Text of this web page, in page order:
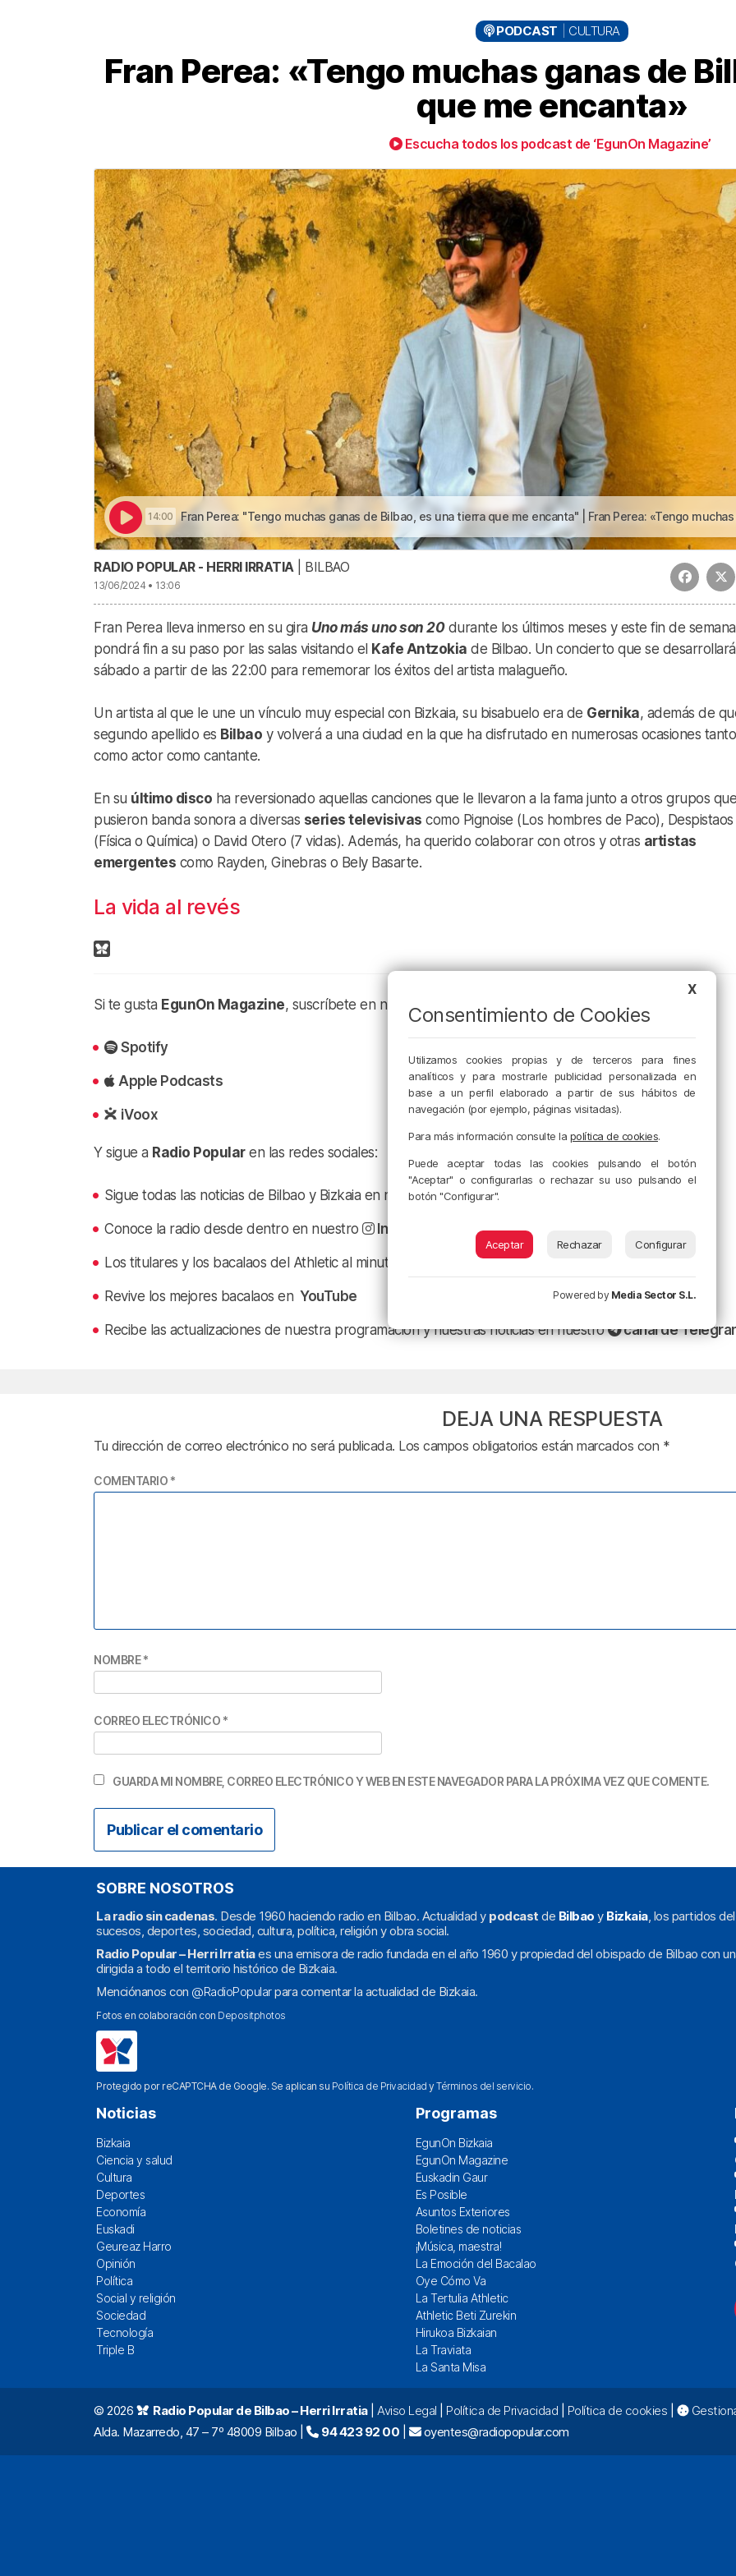
PODCAST CULTURA
Fran Perea: «Tengo muchas ganas de
que me encanta»
Escucha todos los podcast de ‘EgunOn Magazine’
14:00 Fran Perea: "Tengo muchas ganas de Bilbao, es una tierra que me encanta" | Fran Perea: «Tengo muchas ganas de Bilbao, es una tierra que me
RADIO POPULAR - HERRI IRRATIA| BILBAO
13/06/2024 • 13:06
Fran Perea lleva inmerso en su gira Uno más uno son 20 durante los últimos meses y este fin de semana
pondrá fin a su paso por las salas visitando el Kafe Antzokia de Bilbao. Un concierto que se
sábado a partir de las 22:00 para rememorar los éxitos del artista malagueño.
Un artista al que le une un vínculo muy especial con Bizkaia, su bisabuelo era de Gernika, además de
segundo apellido es Bilbao y volverá a una ciudad en la que ha disfrutado en numerosas ocasiones tanto
como actor como cantante.
En su último disco ha reversionado aquellas canciones que le llevaron a la fama junto a otros grupos que
pusieron banda sonora a diversas series televisivas como Pignoise (Los hombres de Paco), Despistaos
(Física o Química) o David Otero (7 vidas). Además, ha querido colaborar con otros y otras artistas
emergentes como Rayden, Ginebras o Bely Basarte.
La vida al revés
Si te gusta EgunOn Magazine, suscríbete en nuestros canales de podcast:
Spotify
Apple Podcasts
iVoox
Y sigue a Radio Popularen las redes sociales:
Sigue todas las noticias de Bilbao y Bizkaia en nuestro Facebook
Conoce la radio desde dentro en nuestro Instagram
Los titulares y los bacalaos del Athletic al minuto en
Revive los mejores bacalaos en YouTube
Recibe las actualizaciones de nuestra programación y nuestras noticias en nuestro canal de
DEJA UNA RESPUESTA
Tu dirección de correo electrónico no será publicada. Los campos obligatorios están marcados con *
COMENTARIO *
NOMBRE*
CORREO ELECTRÓNICO *
GUARDA MI NOMBRE, CORREO ELECTRÓNICO Y WEB EN ESTE NAVEGADOR PARA LA PRÓXIMA VEZ QUE COMENTE.
SOBRE NOSOTROS
La radio sin cadenas. Desde 1960 haciendo radio en Bilbao. Actualidad y podcast de Bilbao y Bizkaia, los partidos
sucesos, deportes, sociedad, cultura, política, religión y obra social.
Radio Popular – Herri Irratiaes una emisora de radio fundada en el año 1960 y propiedad del obispado de Bilbao con
dirigida a todo el territorio histórico de Bizkaia.
Menciónanos con @RadioPopularpara comentar la actualidad de Bizkaia.
Fotos en colaboración con Depositphotos
Protegido por reCAPTCHA de Google. Se aplican su Política de Privacidad yTérminos del servicio.
Noticias
Bizkaia
Ciencia y salud
Cultura
Deportes
Economía
Euskadi
Geureaz Harro
Opinión
Política
Social y religión
Sociedad
Tecnología
Triple B
Programas
EgunOn Bizkaia
EgunOn Magazine
Euskadin Gaur
Es Posible
Asuntos Exteriores
Boletines de noticias
¡Música, maestra!
La Emoción del Bacalao
Oye Cómo Va
La Tertulia Athletic
Athletic Beti Zurekin
Hirukoa Bizkaian
La Traviata
La Santa Misa
© 2026 Radio Popular de Bilbao – Herri Irratia| Aviso Legal Política de Privacidad Política de cookies
Alda. Mazarredo, 47 – 7º 48009 Bilbao |
94 423 92 00 oyentes@radiopopular.com
X
Consentimiento de Cookies
Utilizamos cookies propias y de terceros para fines
analíticos y para mostrarle publicidad personalizada en
base a un perfil elaborado a partir de sus hábitos de
navegación (por ejemplo, páginas visitadas).
Para más información consulte la política de cookies.
Puede aceptar todas las cookies pulsando el botón
"Aceptar" o configurarlas o rechazar su uso pulsando el
botón "Configurar".
Aceptar Rechazar Configurar
Powered by Media Sector S.L.